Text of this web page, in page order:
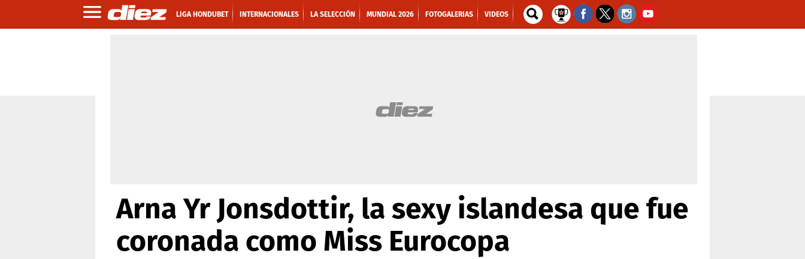
LIGA HONDUBET INTERNACIONALES LA SELECCIÓN MUNDIAL 2026 FOTOGALERIAS VIDEOS
Arna Yr Jonsdottir, la sexy islandesa que fue
coronada como Miss Eurocopa